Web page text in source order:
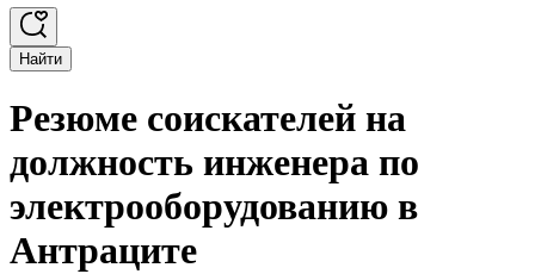
Найти
Резюме соискателей на
должность инженера по
электрооборудованию в
Антраците